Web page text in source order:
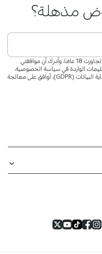
مذهلة؟
بعد قراءة وفهم سياسة الخصوصية، وأني قد تجاوزت 18 عامًا، وأدرك أن موافقتي
الواردة في سياسة الخصوصية،
ووفقًا للمادتين 6 و 7 من اللائحة العامة لحماية البيانات (GDPR)، أوافق على معالجة